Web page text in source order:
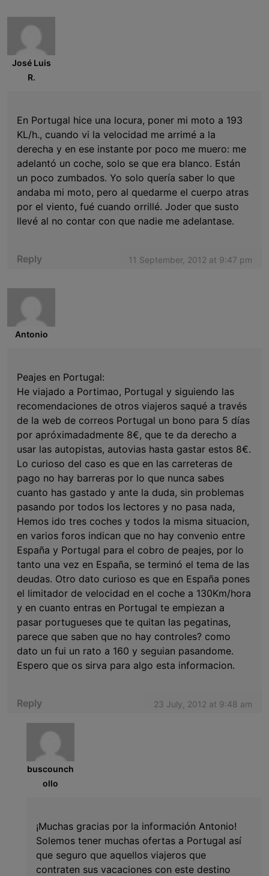
José Luis
R.
11 September, 2012 at 9:47 pm
En Portugal hice una locura, poner mi moto a 193
KL/h., cuando vi la velocidad me arrimé a la
derecha y en ese instante por poco me muero: me
adelantó un coche, solo se que era blanco. Están
un poco zumbados. Yo solo quería saber lo que
andaba mi moto, pero al quedarme el cuerpo atras
por el viento, fué cuando orrillé. Joder que susto
llevé al no contar con que nadie me adelantase.
Reply
Antonio
23 July, 2012 at 9:48 am
Peajes en Portugal:
He viajado a Portimao, Portugal y siguiendo las
recomendaciones de otros viajeros saqué a través
de la web de correos Portugal un bono para 5 días
por apróximadadmente 8€, que te da derecho a
usar las autopistas, autovias hasta gastar estos 8€.
Lo curioso del caso es que en las carreteras de
pago no hay barreras por lo que nunca sabes
cuanto has gastado y ante la duda, sin problemas
pasando por todos los lectores y no pasa nada,
Hemos ido tres coches y todos la misma situacion,
en varios foros indican que no hay convenio entre
España y Portugal para el cobro de peajes, por lo
tanto una vez en España, se terminó el tema de las
deudas. Otro dato curioso es que en España pones
el limitador de velocidad en el coche a 130Km/hora
y en cuanto entras en Portugal te empiezan a
pasar portugueses que te quitan las pegatinas,
parece que saben que no hay controles? como
dato un fui un rato a 160 y seguian pasandome.
Espero que os sirva para algo esta informacion.
Reply
buscounch
ollo
¡Muchas gracias por la información Antonio!
Solemos tener muchas ofertas a Portugal así
que seguro que aquellos viajeros que
contraten sus vacaciones con este destino